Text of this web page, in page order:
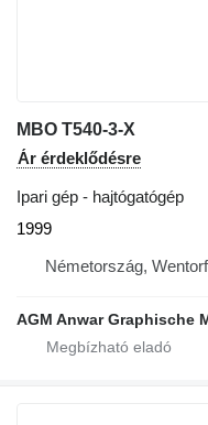
MBO T540-3-X
Ár érdeklődésre
Ipari gép - hajtógatógép
1999
Németország,
AGM Anwar Graphische